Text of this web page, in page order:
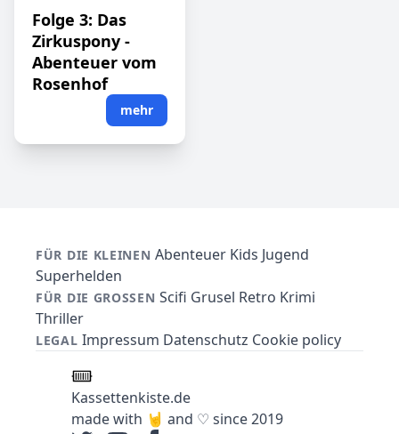
Folge 3: Das
Zirkuspony -
Abenteuer vom
Rosenhof
mehr
FÜR DIE KLEINEN Abenteuer Kids Jugend
Superhelden
FÜR DIE GROSSEN Scifi Grusel Retro Krimi
Thriller
LEGAL Impressum Datenschutz Cookie policy
Kassettenkiste.de
made with 🤘 and ♡ since 2019